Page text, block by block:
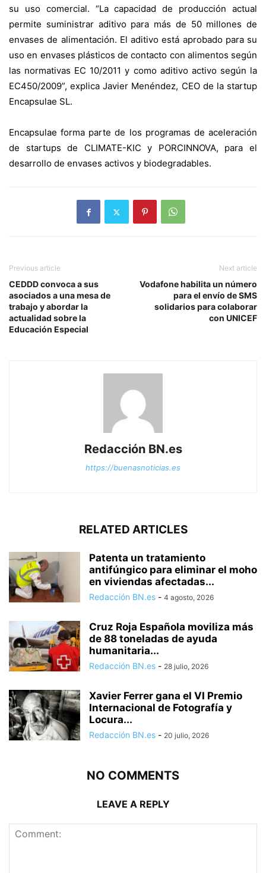
su uso comercial. “La capacidad de producción actual
permite suministrar aditivo para más de 50 millones de
envases de alimentación. El aditivo está aprobado para su
uso en envases plásticos de contacto con alimentos según
las normativas EC 10/2011 y como aditivo activo según la
EC450/2009”, explica Javier Menéndez, CEO de la startup
Encapsulae SL.
Encapsulae forma parte de los programas de aceleración
de startups de CLIMATE-KIC y PORCINNOVA, para el
desarrollo de envases activos y biodegradables.
Previous article
CEDDD convoca a sus
asociados a una mesa de
trabajo y abordar la
actualidad sobre la
Educación Especial
Next article
Vodafone habilita un número
para el envío de SMS
solidarios para colaborar
con UNICEF
Redacción BN.es
https://buenasnoticias.es
RELATED ARTICLES
Patenta un tratamiento
antifúngico para eliminar el moho
en viviendas afectadas...
Redacción BN.es - 4 agosto, 2026
Cruz Roja Española moviliza más
de 88 toneladas de ayuda
humanitaria...
Redacción BN.es - 28 julio, 2026
Xavier Ferrer gana el VI Premio
Internacional de Fotografía y
Locura...
Redacción BN.es - 20 julio, 2026
NO COMMENTS
LEAVE A REPLY